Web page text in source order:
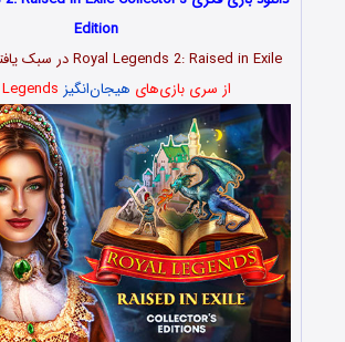
Edition
Royal Legends 2: Raised in Exile در سبک یافتن اشیاء مخفی
از سری بازی‌های هیجان‌انگیز